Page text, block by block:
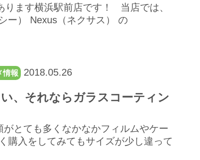
ります横浜駅前店です！ 当店では、
ー） Nexus（ネクサス） の
情報 2018.05.26
、それならガラスコーティン
とても多くなかなかフィルムやケー
購入をしてみてもサイズが少し違って